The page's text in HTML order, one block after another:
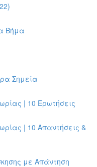
Βήμα
Σημεία
| 10 Ερωτήσεις
| 10 Απαντήσεις &
με Απάντηση